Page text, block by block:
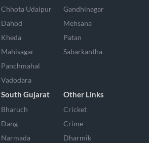
Chhota Udaipur
Dahod
Kheda
Mahisagar
Panchmahal
Vadodara
Gandhinagar
Mehsana
Patan
Sabarkantha
South Gujarat
Bharuch
Dang
Narmada
Other Links
Cricket
Crime
Dharmik